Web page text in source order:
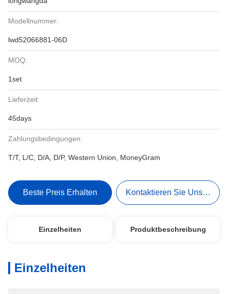
Modellnummer:
lwd52066881-06D
MOQ:
1set
Lieferzeit:
45days
Zahlungsbedingungen:
T/T, L/C, D/A, D/P, Western Union, MoneyGram
Beste Preis Erhalten Kontaktieren Sie Uns Jetzt
Einzelheiten Produktbeschreibung
Einzelheiten